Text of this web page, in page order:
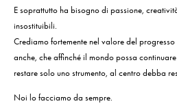
E soprattutto ha bisogno di passione,
insostituibili.
Crediamo fortemente nel valore del
anche, che affinché il mondo possa
restare solo uno strumento, al centro debba
Noi lo facciamo da sempre.